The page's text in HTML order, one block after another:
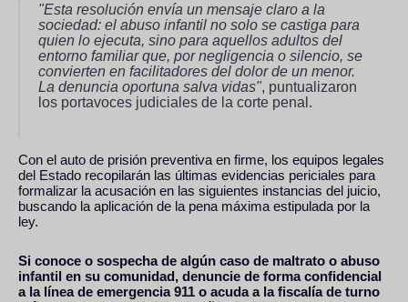
"Esta resolución envía un mensaje claro a la
sociedad: el abuso infantil no solo se castiga para
quien lo ejecuta, sino para aquellos adultos del
entorno familiar que, por negligencia o silencio, se
convierten en facilitadores del dolor de un menor.
La denuncia oportuna salva vidas", puntualizaron
los portavoces judiciales de la corte penal.
Con el auto de prisión preventiva en firme, los equipos legales
del Estado recopilarán las últimas evidencias periciales para
formalizar la acusación en las siguientes instancias del juicio,
buscando la aplicación de la pena máxima estipulada por la
ley.
Si conoce o sospecha de algún caso de maltrato o abuso
infantil en su comunidad, denuncie de forma confidencial
a la línea de emergencia 911 o acuda a la fiscalía de turno